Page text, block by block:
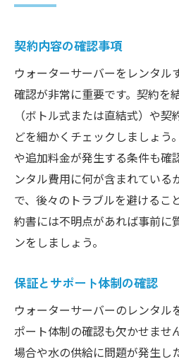
契約内容の確認事項
ウォーターサーバーをレンタル
確認が非常に重要です。契約を
（ボトル式または直結式）や
どを細かくチェックしましょう
や追加料金が発生する条件も確
ンタル費用に何が含まれている
で、後々のトラブルを避けるこ
約書には不明点があれば事前に
ンをしましょう。
保証とサポート体制の確認
ウォーターサーバーのレンタル
ポート体制の確認も欠かせませ
場合や水の供給に問題が発生し